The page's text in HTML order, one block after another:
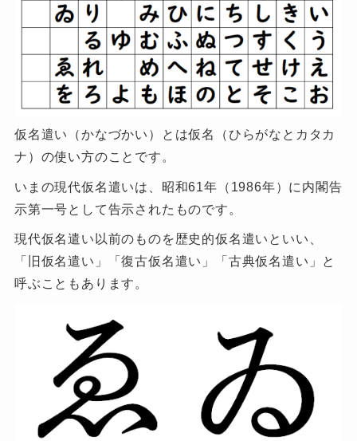
仮名遣い（かなづかい）とは仮名（ひらがなとカタカ
ナ）の使い方のことです。
いまの現代仮名遣いは、昭和61年（1986年）に内閣告
示第一号として告示されたものです。
現代仮名遣い以前のものを歴史的仮名遣いといい、
「旧仮名遣い」「復古仮名遣い」「古典仮名遣い」と
呼ぶこともあります。